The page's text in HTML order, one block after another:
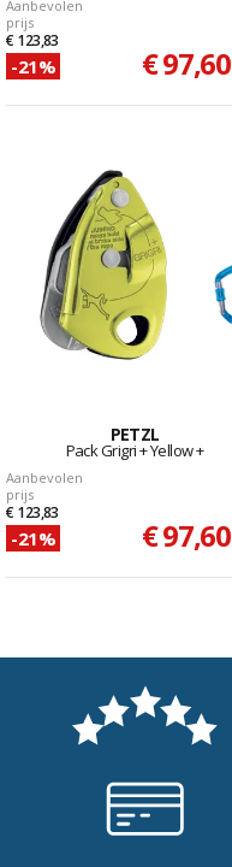
Aanbevolen
prijs
€ 123,83
-21% € 97,60
PETZL
Pack Grigri + Yellow +
Aanbevolen
prijs
€ 123,83
-21% € 97,60